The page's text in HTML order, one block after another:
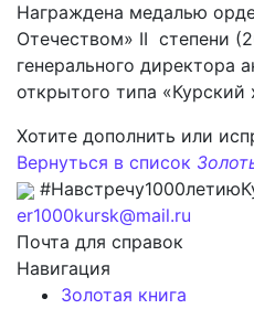
Награждена медалью
Отечеством» II степени
генерального директора
открытого типа «Курский
Хотите дополнить или
Вернуться в список
er1000kursk@mail.ru
Почта для справок
Навигация
Золотая книга